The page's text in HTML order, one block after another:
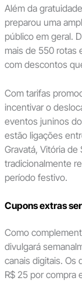
Além da
preparou uma
público em geral.
mais de 550 rotas
com descontos
Com tarifas
incentivar o
eventos juninos
estão ligações
Gravatá, Vitória
tradicionalmente
período festivo.
Cupons extras
Como
divulgará
canais digitais. Os
R$ 25 por compra